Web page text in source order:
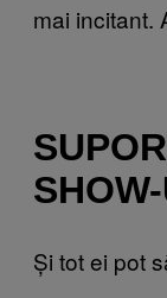
mai incitant.
Și tot ei pot